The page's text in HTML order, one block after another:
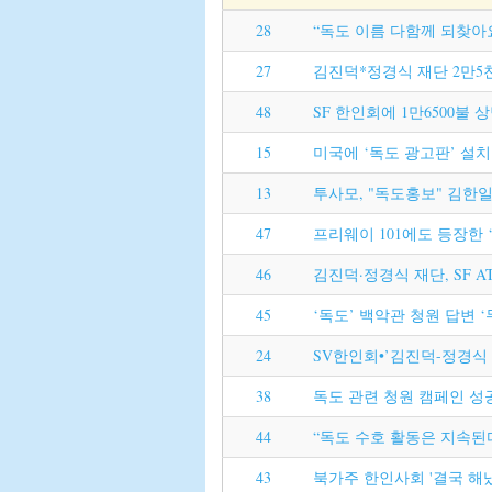
28
“독도 이름 다함께 되찾아
27
김진덕*정경식 재단 2만5
48
SF 한인회에 1만6500불
15
미국에 ‘독도 광고판’ 설
13
투사모, "독도홍보" 김한
47
프리웨이 101에도 등장한
46
김진덕·정경식 재단, SF
45
‘독도’ 백악관 청원 답변 ‘
24
SV한인회•’김진덕-정경
38
독도 관련 청원 캠페인 성
44
“독도 수호 활동은 지속된
43
북가주 한인사회 '결국 해